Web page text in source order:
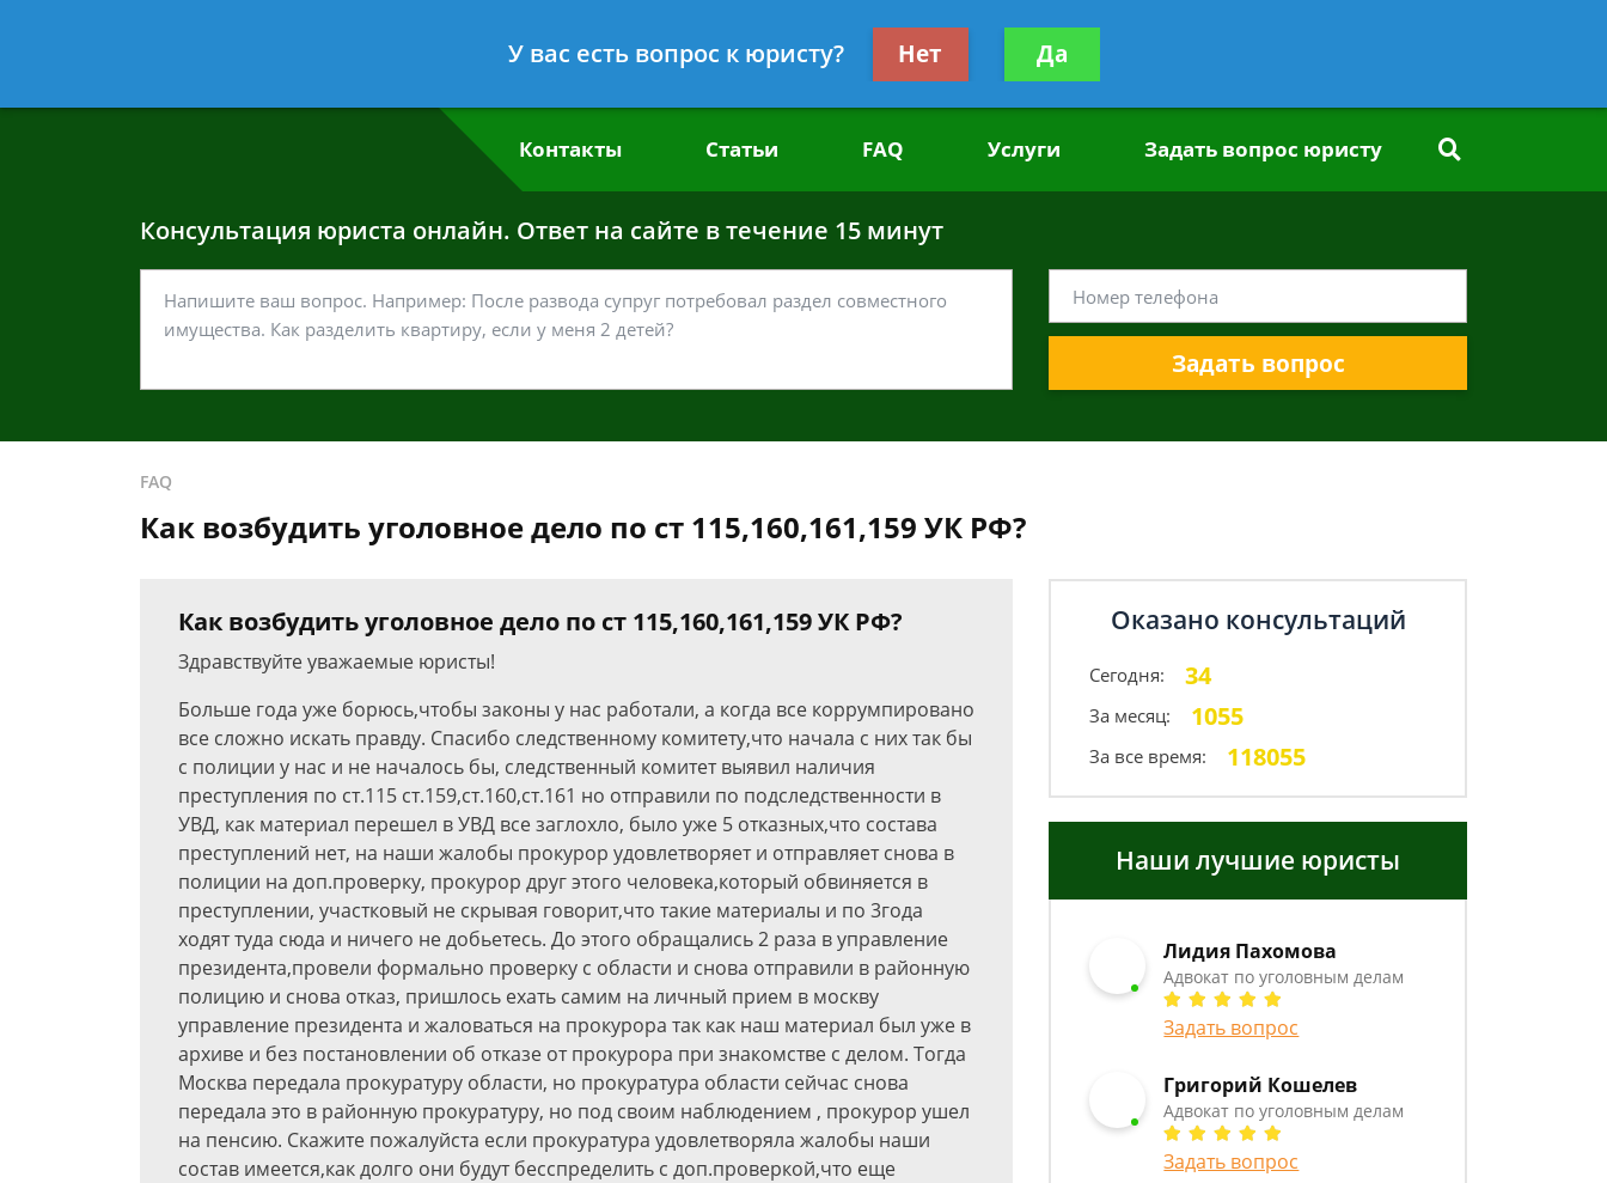
- Адвокат по уголовным делам
Получите консультацию
бесплатно
Контакты Статьи FAQ Услуги Задать вопрос юристу
Консультация юриста онлайн. Ответ на сайте в течение 15 минут
Задать вопрос
FAQ
Как возбудить уголовное дело по ст 115,160,161,159 УК РФ?
Как возбудить уголовное дело по ст 115,160,161,159 УК РФ?
Здравствуйте уважаемые юристы!
Больше года уже борюсь,чтобы законы у нас работали, а когда все коррумпировано
все сложно искать правду. Спасибо следственному комитету,что начала с них так бы
с полиции у нас и не началось бы, следственный комитет выявил наличия
преступления по ст.115 ст.159,ст.160,ст.161 но отправили по подследственности в
УВД, как материал перешел в УВД все заглохло, было уже 5 отказных,что состава
преступлений нет, на наши жалобы прокурор удовлетворяет и отправляет снова в
полиции на доп.проверку, прокурор друг этого человека,который обвиняется в
преступлении, участковый не скрывая говорит,что такие материалы и по 3года
ходят туда сюда и ничего не добьетесь. До этого обращались 2 раза в управление
президента,провели формально проверку с области и снова отправили в районную
полицию и снова отказ, пришлось ехать самим на личный прием в москву
управление президента и жаловаться на прокурора так как наш материал был уже в
архиве и без постановлении об отказе от прокурора при знакомстве с делом. Тогда
Москва передала прокуратуру области, но прокуратура области сейчас снова
передала это в районную прокуратуру, но под своим наблюдением , прокурор ушел
на пенсию. Скажите пожалуйста если прокуратура удовлетворяла жалобы наши
состав имеется,как долго они будут бесспределить с доп.проверкой,что еще
Оказано консультаций
Сегодня: 34
За месяц: 1055
За все время: 118055
Наши лучшие юристы
Лидия Пахомова
Адвокат по уголовным делам
Задать вопрос
Григорий Кошелев
Адвокат по уголовным делам
Задать вопрос
У вас есть вопрос к юристу? Нет Да